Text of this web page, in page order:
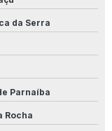
da Serra
Parnaíba
Rocha